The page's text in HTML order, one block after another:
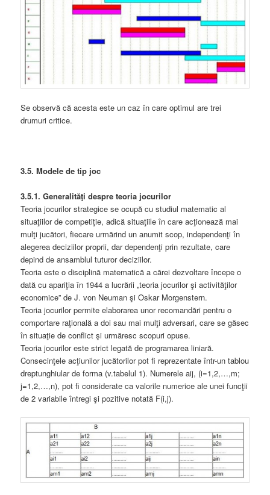
Se observă că acesta este un caz în care optimul are trei
drumuri critice.
3.5. Modele de tip joc
3.5.1. Generalităţi despre teoria jocurilor
Teoria jocurilor strategice se ocupă cu studiul matematic al
situaţiilor de competiţie, adică situaţiile în care acţionează mai
mulţi jucători, fiecare urmărind un anumit scop, independenţi în
alegerea deciziilor proprii, dar dependenţi prin rezultate, care
depind de ansamblul tuturor deciziilor.
Teoria este o disciplină matematică a cărei dezvoltare începe o
dată cu apariţia în 1944 a lucrării „teoria jocurilor şi activităţilor
economice” de J. von Neuman şi Oskar Morgenstern.
Teoria jocurilor permite elaborarea unor recomandări pentru o
comportare raţională a doi sau mai mulţi adversari, care se găsec
în situaţie de conflict şi urmăresc scopuri opuse.
Teoria jocurilor este strict legată de programarea liniară.
Consecinţele acţiunilor jucătorilor pot fi reprezentate într-un tablou
dreptunghiular de forma (v.tabelul 1). Numerele aij, (i=1,2,…,m;
j=1,2,…,n), pot fi considerate ca valorile numerice ale unei funcţii
de 2 variabile întregi şi pozitive notată F(i,j).